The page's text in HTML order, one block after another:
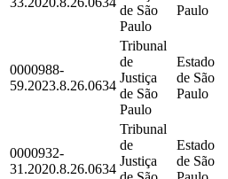
de São
Paulo
Paulo
0000988-
59.2023.8.26.0634
Tribunal
de
Justiça
de São
Paulo
Estado
de São
Paulo
0000932-
31.2020.8.26.0634
Tribunal
de
Justiça
Estado
de São